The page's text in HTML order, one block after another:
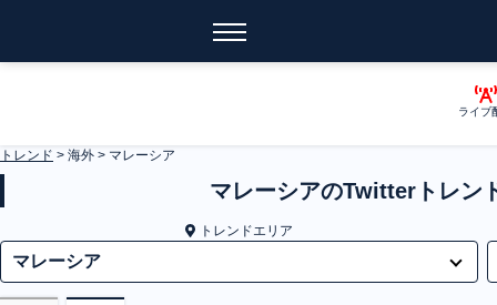
ライブ
トレンド > 海外 > マレーシア
マレーシアのTwitterトレン
トレンドエリア